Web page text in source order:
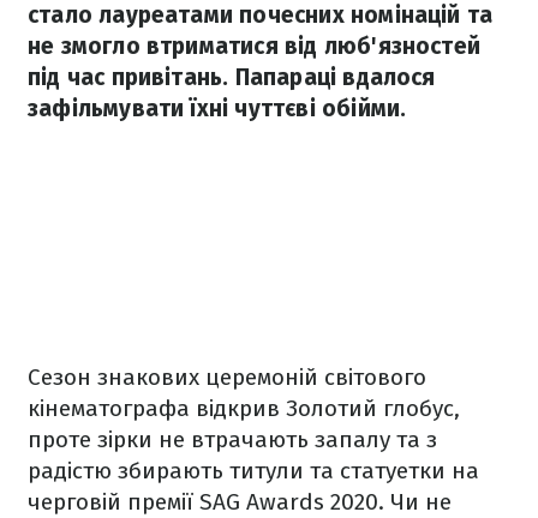
стало лауреатами почесних номінацій та
не змогло втриматися від люб'язностей
під час привітань. Папараці вдалося
зафільмувати їхні чуттєві обійми.
Сезон знакових церемоній світового
кінематографа відкрив Золотий глобус,
проте зірки не втрачають запалу та з
радістю збирають титули та статуетки на
черговій премії SAG Awards 2020. Чи не